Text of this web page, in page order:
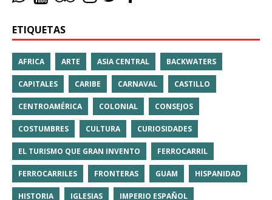
ETIQUETAS
AFRICA ARTE ASIA CENTRAL BACKWATERS
CAPITALES CARIBE CARNAVAL CASTILLO
CENTROAMÉRICA COLONIAL CONSEJOS
COSTUMBRES CULTURA CURIOSIDADES
EL TURISMO QUE GRAN INVENTO FERROCARRIL
FERROCARRILES FRONTERAS GUAM HISPANIDAD
HISTORIA IGLESIAS IMPERIO ESPAÑOL